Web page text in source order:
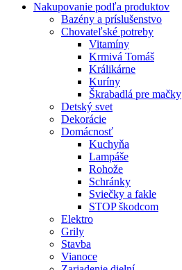
Nakupovanie podľa produktov
Bazény a príslušenstvo
Chovateľské potreby
Vitamíny
Krmivá Tomáš
Králikárne
Kuríny
Škrabadlá pre mačky
Detský svet
Dekorácie
Domácnosť
Kuchyňa
Lampáše
Rohože
Schránky
Sviečky a fakle
STOP škodcom
Elektro
Grily
Stavba
Vianoce